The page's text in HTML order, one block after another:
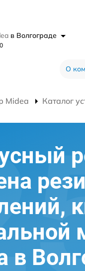
в Волгограде
О
Midea Каталог
в